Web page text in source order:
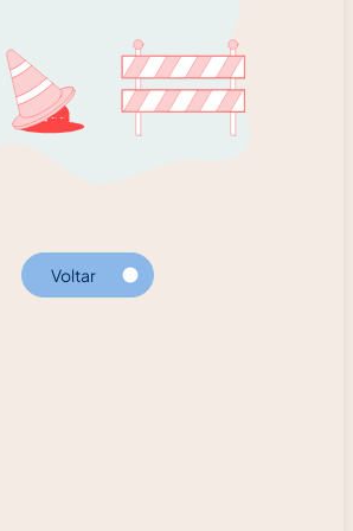
Voltar